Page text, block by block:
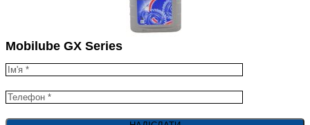
Mobilube GX Series